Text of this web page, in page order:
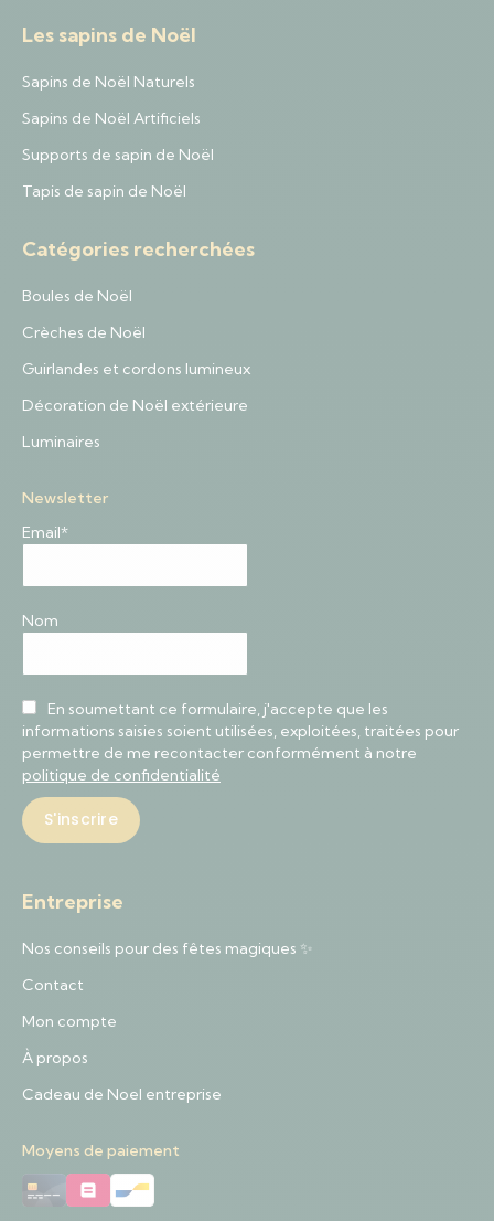
Les sapins de Noël
Sapins de Noël Naturels
Sapins de Noël Artificiels
Supports de sapin de Noël
Tapis de sapin de Noël
Catégories recherchées
Boules de Noël
Crèches de Noël
Guirlandes et cordons lumineux
Décoration de Noël extérieure
Luminaires
Newsletter
Email*
Nom
En soumettant ce formulaire, j'accepte que les
informations saisies soient utilisées, exploitées, traitées pour
permettre de me recontacter conformément à notre
politique de confidentialité
Entreprise
Nos conseils pour des fêtes magiques ✨
Contact
Mon compte
À propos
Cadeau de Noel entreprise
Moyens de paiement